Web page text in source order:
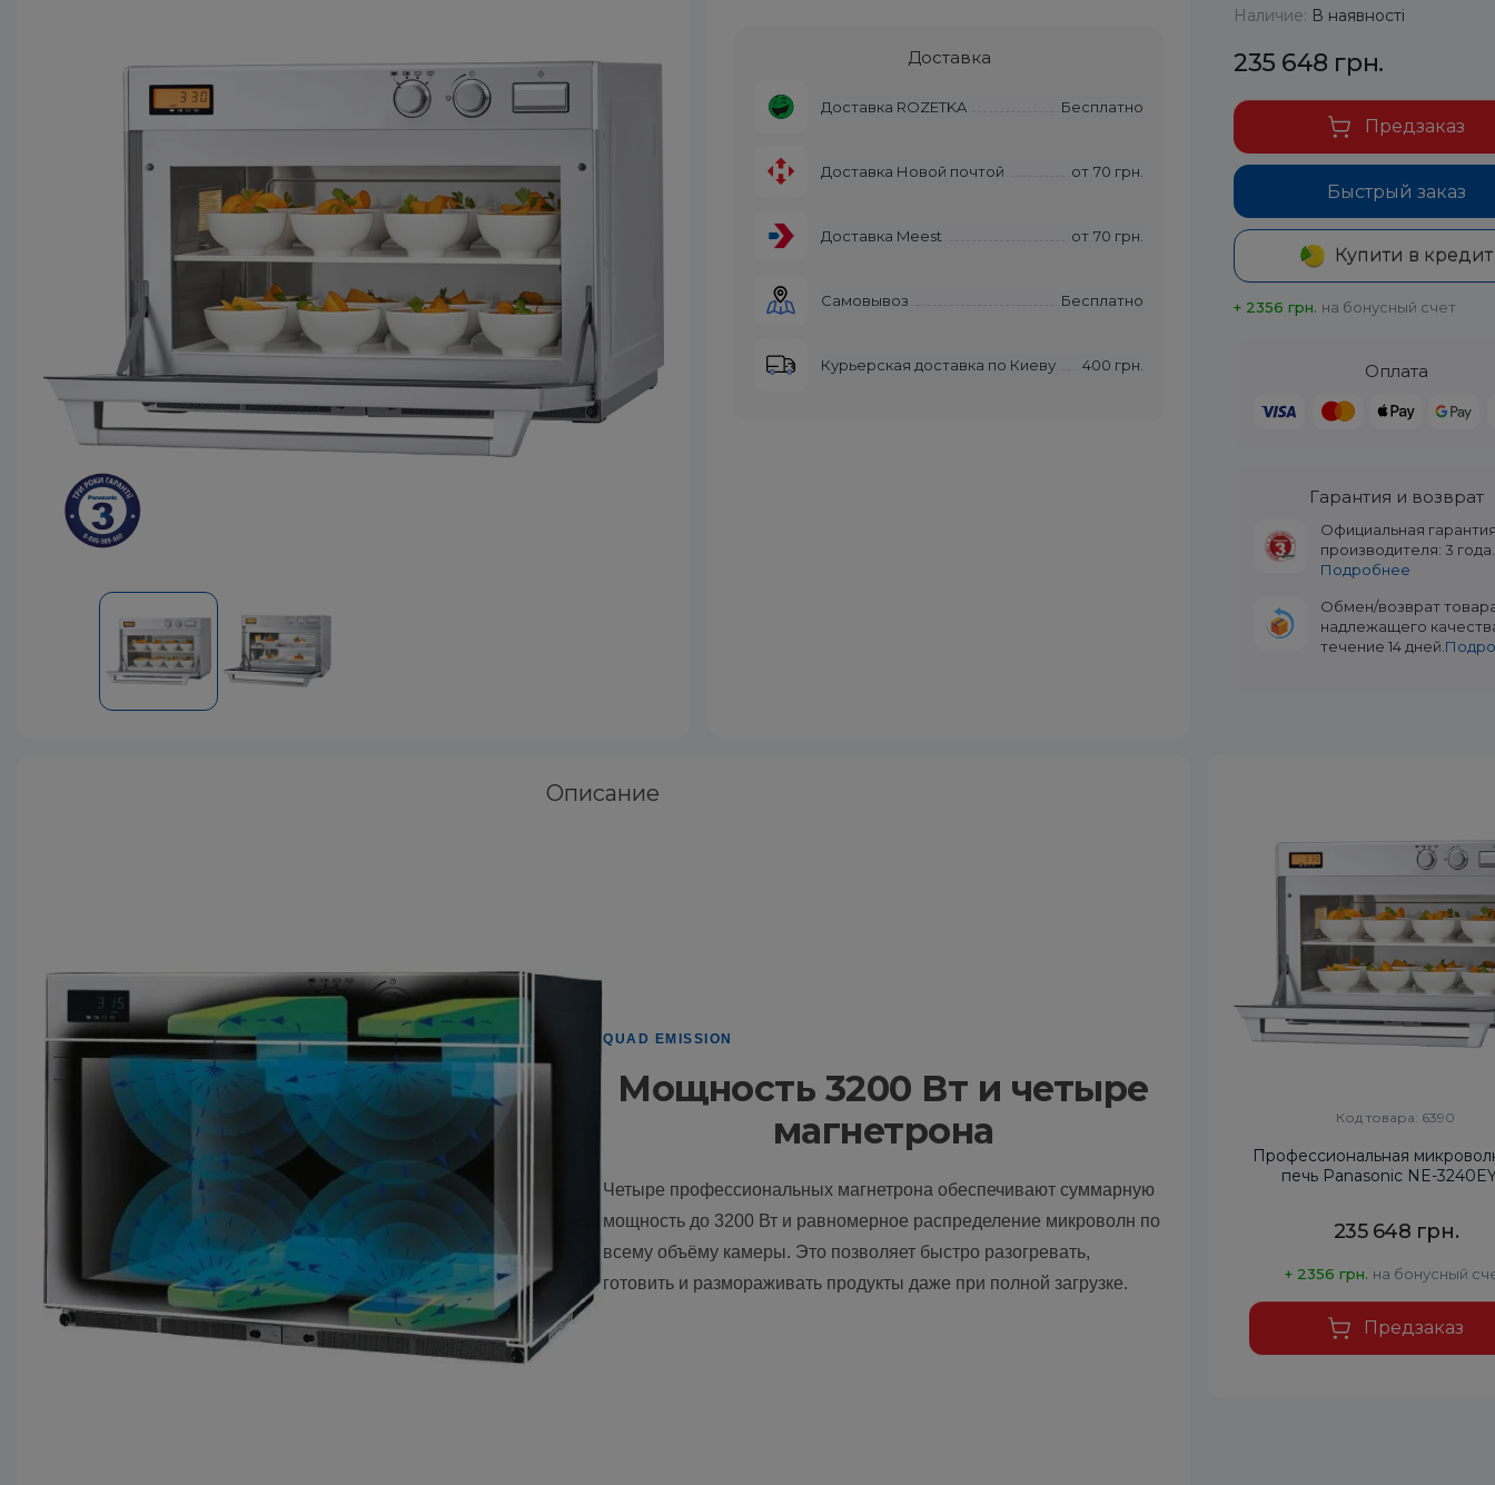
Доставка
Доставка ROZETKA Бесплатно
Доставка Новой почтой от 70 грн.
Доставка Meest от 70 грн.
Самовывоз Бесплатно
Курьерская доставка по Киеву 400 грн.
Наличие: В наявності
235 648 грн.
Быстрый заказ
Предзаказ
Купити в кредит
+ 2356 грн. на бонусный счет
Оплата
Гарантия и возврат
Официальная
производителя: 3 года.
Подробнее
Обмен/возврат
надлежащего
течение 14 дней.
Описание
QUAD EMISSION
Мощность 3200 Вт и четыре
магнетрона
Четыре профессиональных магнетрона обеспечивают суммарную
мощность до 3200 Вт и равномерное распределение микроволн по
всему объёму камеры. Это позволяет быстро разогревать,
готовить и размораживать продукты даже при полной загрузке.
Код товара: 6390
Профессиональная
печь Panasonic NE-
235 648 грн.
+ 2356 грн. на бонусный
Предзаказ